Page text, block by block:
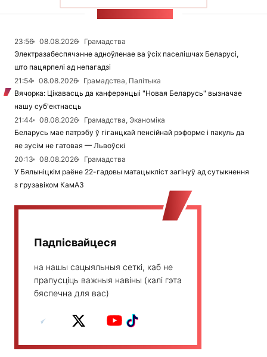
23:56 08.08.2026
Грамадства
Электразабеспячэнне адноўленае ва ўсіх паселішчах Беларусі,
што пацярпелі ад непагадзі
21:54
08.08.2026
Грамадства, Палітыка
Вячорка: Цікавасць да канферэнцыі "Новая Беларусь" вызначае
нашу суб'ектнасць
21:44
08.08.2026
Грамадства, Эканоміка
Беларусь мае патрэбу ў гіганцкай пенсійнай рэформе і пакуль да
яе зусім не гатовая — Львоўскі
20:13
08.08.2026
Грамадства
У Бялыніцкім раёне 22-гадовы матацыкліст загінуў ад сутыкнення
з грузавіком КамАЗ
Падпісвайцеся
на нашы сацыяльныя сеткі, каб не
прапусціць важныя навіны (калі гэта
бяспечна для вас)